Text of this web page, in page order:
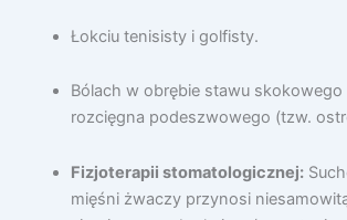
Łokciu tenisisty i golfisty.
Bólach w obrębie stawu skokowego
rozcięgna podeszwowego (tzw.
Fizjoterapii stomatologicznej:
mięśni żwaczy przynosi